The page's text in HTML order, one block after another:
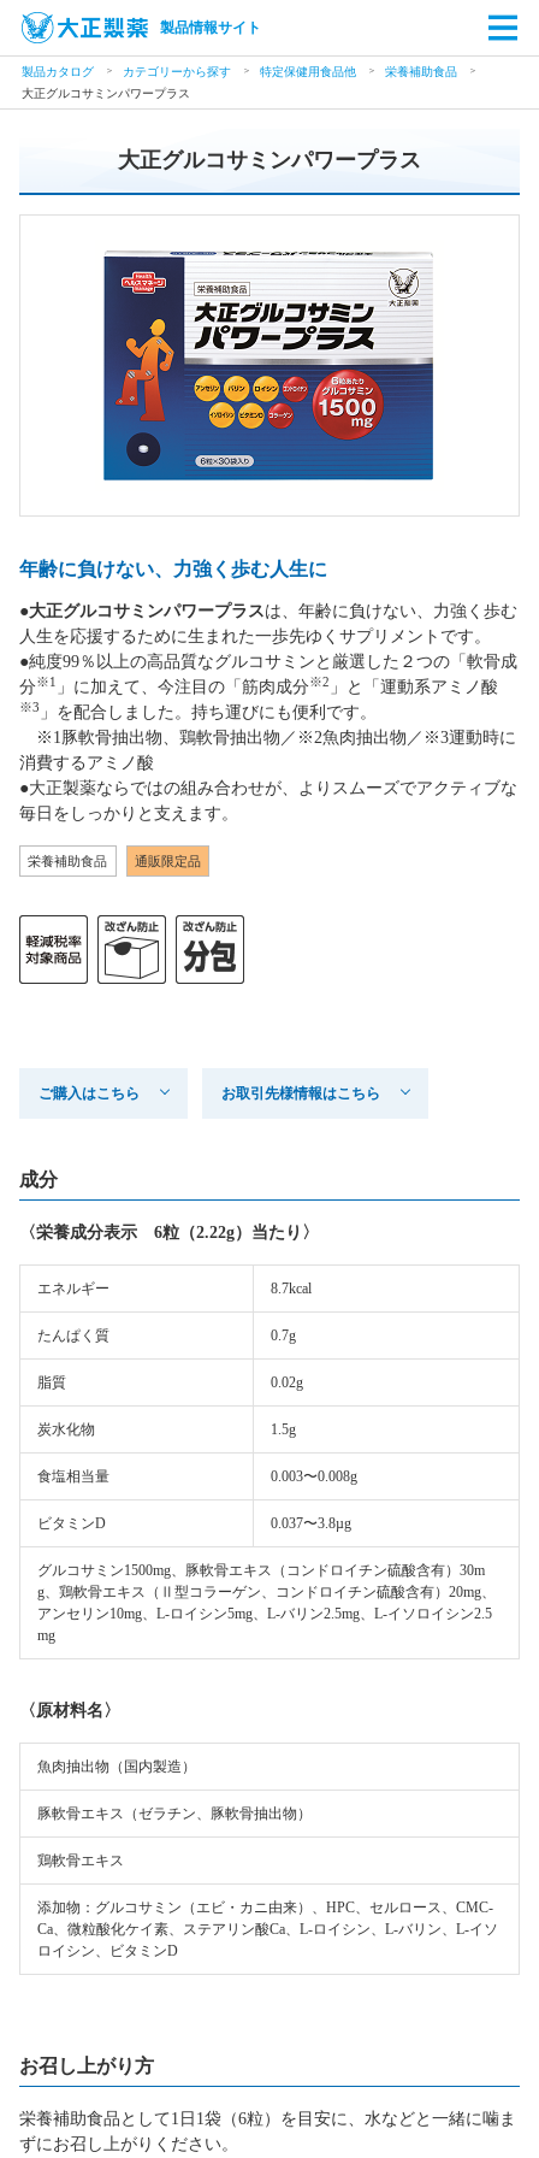
製品情報サイト
製品カタログ カテゴリーから探す 特定保健用食品他
栄養補助食品
大正グルコサミンパワープラス
大正グルコサミンパワープラス
年齢に負けない、力強く歩む人生に
●大正グルコサミンパワープラスは、年齢に負けない、力強く歩む
人生を応援するために生まれた一歩先ゆくサプリメントです。
●純度99％以上の高品質なグルコサミンと厳選した２つの「軟骨成
分※1 」に加えて、今注目の「筋肉成分※2 」と「運動系アミノ酸
※3 」を配合しました。持ち運びにも便利です。
※1豚軟骨抽出物、鶏軟骨抽出物／※2魚肉抽出物／※3運動時に
消費するアミノ酸
●大正製薬ならではの組み合わせが、よりスムーズでアクティブな
毎日をしっかりと支えます。
栄養補助食品 通販限定品
ご購入はこちら お取引先様情報はこちら
成分
〈栄養成分表示 6粒（2.22g）当たり〉
エネルギー 8.7kcal
たんぱく質 0.7g
脂質 0.02g
炭水化物 1.5g
食塩相当量 0.003〜0.008g
ビタミンD 0.037〜3.8µg
グルコサミン1500mg、豚軟骨エキス（コンドロイチン硫酸含有）30m
g、鶏軟骨エキス（Ⅱ型コラーゲン、コンドロイチン硫酸含有）20mg、
アンセリン10mg、L-ロイシン5mg、L-バリン2.5mg、L-イソロイシン2.5
mg
〈原材料名〉
魚肉抽出物（国内製造）
豚軟骨エキス（ゼラチン、豚軟骨抽出物）
鶏軟骨エキス
添加物：グルコサミン（エビ・カニ由来）、HPC、セルロース、CMC-
Ca、微粒酸化ケイ素、ステアリン酸Ca、L-ロイシン、L-バリン、L-イソ
ロイシン、ビタミンD
お召し上がり方
栄養補助食品として1日1袋（6粒）を目安に、水などと一緒に噛ま
ずにお召し上がりください。